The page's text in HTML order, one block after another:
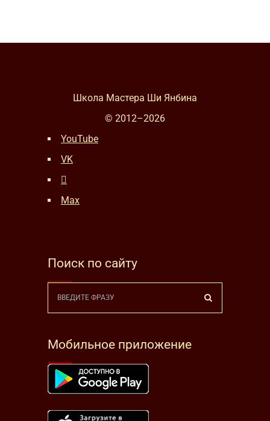
Школа Мастера Ши Янбина
© 2012–2026
YouTube
VK
Max
Поиск по сайту
Мобильное приложение